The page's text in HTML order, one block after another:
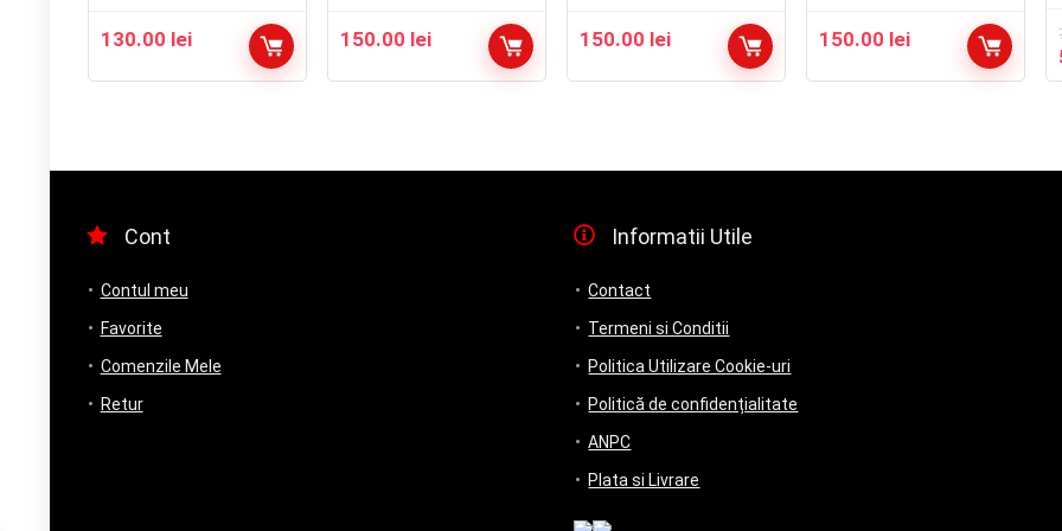
130.00 lei 150.00 lei 150.00 lei 150.00 lei
Cont
Contul meu
Favorite
Comenzile Mele
Retur
Informatii Utile
Contact
Termeni si Conditii
Politica Utilizare Cookie-uri
Politică de confidențialitate
ANPC
Plata si Livrare